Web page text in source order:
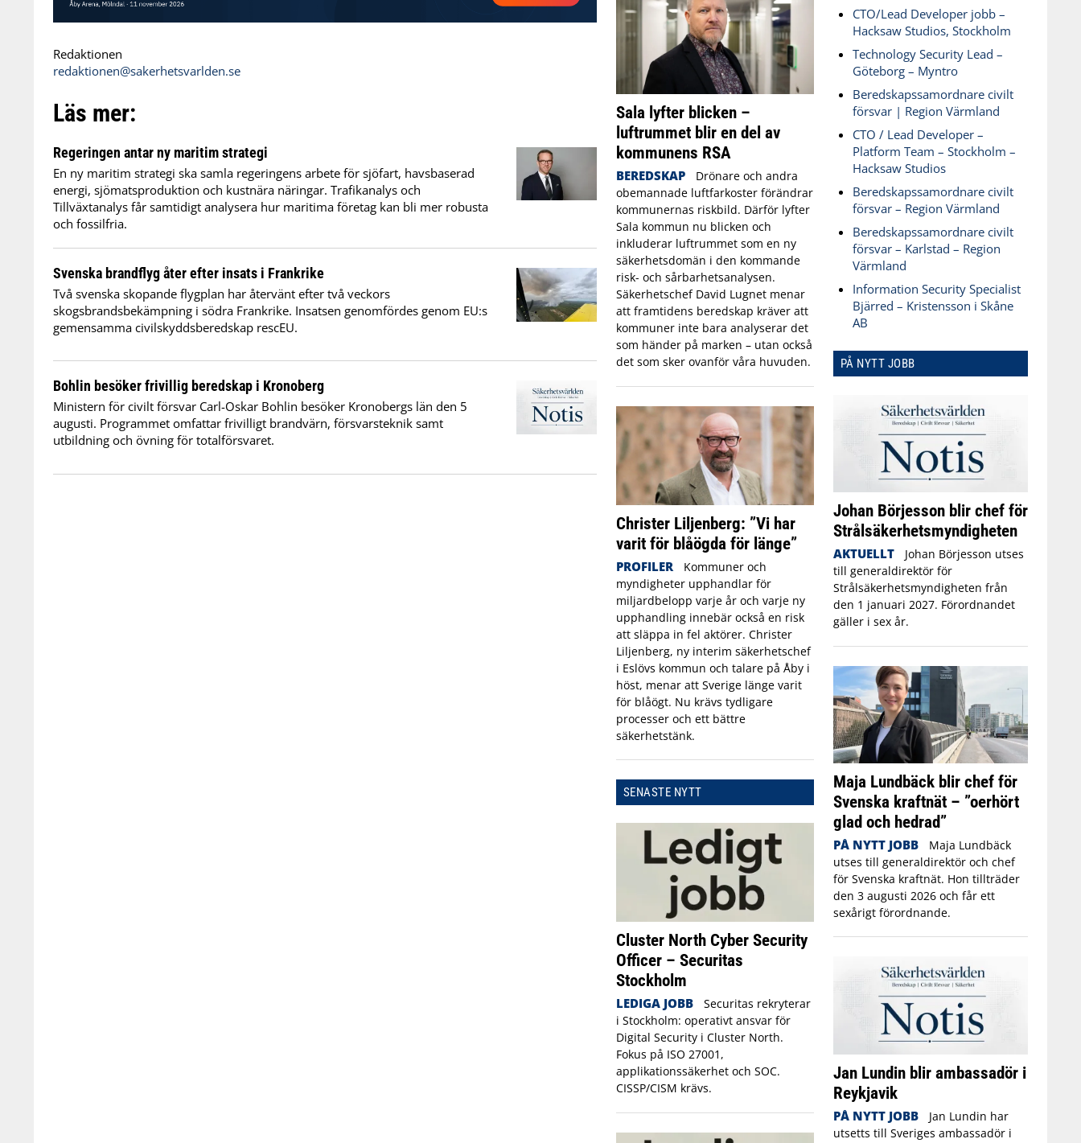
Redaktionen
redaktionen@sakerhetsvarlden.se
Läs mer:
Regeringen antar ny maritim strategi
En ny maritim strategi ska samla regeringens arbete för sjöfart, havsbaserad
energi, sjömatsproduktion och kustnära näringar. Trafikanalys och
Tillväxtanalys får samtidigt analysera hur maritima företag kan bli mer robusta
och fossilfria.
Svenska brandflyg åter efter insats i Frankrike
Två svenska skopande flygplan har återvänt efter två veckors
skogsbrandsbekämpning i södra Frankrike. Insatsen genomfördes genom EU:s
gemensamma civilskyddsberedskap rescEU.
Bohlin besöker frivillig beredskap i Kronoberg
Ministern för civilt försvar Carl-Oskar Bohlin besöker Kronobergs län den 5
augusti. Programmet omfattar frivilligt brandvärn, försvarsteknik samt
utbildning och övning för totalförsvaret.
Sala lyfter blicken –
luftrummet blir en del av
kommunens RSA
BEREDSKAP
Drönare och andra
obemannade luftfarkoster förändrar
kommunernas riskbild. Därför lyfter
Sala kommun nu blicken och
inkluderar luftrummet som en ny
säkerhetsdomän i den kommande
risk- och sårbarhetsanalysen.
Säkerhetschef David Lugnet menar
att framtidens beredskap kräver att
kommuner inte bara analyserar det
som händer på marken – utan också
det som sker ovanför våra huvuden.
Christer Liljenberg: ”Vi har
varit för blåögda för länge”
PROFILER
Kommuner och
myndigheter upphandlar för
miljardbelopp varje år och varje ny
upphandling innebär också en risk
att släppa in fel aktörer. Christer
Liljenberg, ny interim säkerhetschef
i Eslövs kommun och talare på Åby i
höst, menar att Sverige länge varit
för blåögt. Nu krävs tydligare
processer och ett bättre
säkerhetstänk.
SENASTE NYTT
Cluster North Cyber Security
Officer – Securitas
Stockholm
LEDIGA JOBB
Securitas rekryterar
i Stockholm: operativt ansvar för
Digital Security i Cluster North.
Fokus på ISO 27001,
applikationssäkerhet och SOC.
CISSP/CISM krävs.
CTO/Lead Developer jobb –
Hacksaw Studios, Stockholm
Technology Security Lead –
Göteborg – Myntro
Beredskapssamordnare civilt
försvar | Region Värmland
CTO / Lead Developer –
Platform Team – Stockholm –
Hacksaw Studios
Beredskapssamordnare civilt
försvar – Region Värmland
Beredskapssamordnare civilt
försvar – Karlstad – Region
Värmland
Information Security Specialist
Bjärred – Kristensson i Skåne
AB
PÅ NYTT JOBB
Johan Börjesson blir chef för
Strålsäkerhetsmyndigheten
AKTUELLT
Johan Börjesson utses
till generaldirektör för
Strålsäkerhetsmyndigheten från
den 1 januari 2027. Förordnandet
gäller i sex år.
Maja Lundbäck blir chef för
Svenska kraftnät – ”oerhört
glad och hedrad”
PÅ NYTT JOBB
Maja Lundbäck
utses till generaldirektör och chef
för Svenska kraftnät. Hon tillträder
den 3 augusti 2026 och får ett
sexårigt förordnande.
Jan Lundin blir ambassadör i
Reykjavik
PÅ NYTT JOBB
Jan Lundin har
utsetts till Sveriges ambassadör i